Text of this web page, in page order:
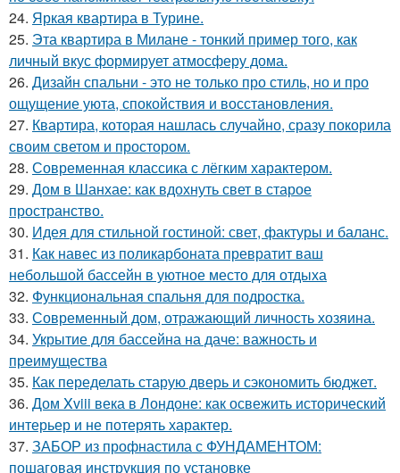
24. Яркая квартира в Турине.
25. Эта квартира в Милане - тонкий пример того, как
личный вкус формирует атмосферу дома.
26. Дизайн спальни - это не только про стиль, но и про
ощущение уюта, спокойствия и восстановления.
27. Квартира, которая нашлась случайно, сразу покорила
своим светом и простором.
28. Современная классика с лёгким характером.
29. Дом в Шанхае: как вдохнуть свет в старое
пространство.
30. Идея для стильной гостиной: свет, фактуры и баланс.
31. Как навес из поликарбоната превратит ваш
небольшой бассейн в уютное место для отдыха
32. Функциональная спальня для подростка.
33. Современный дом, отражающий личность хозяина.
34. Укрытие для бассейна на даче: важность и
преимущества
35. Как переделать старую дверь и сэкономить бюджет.
36. Дом Xviii века в Лондоне: как освежить исторический
интерьер и не потерять характер.
37. ЗАБОР из профнастила с ФУНДАМЕНТОМ:
пошаговая инструкция по установке